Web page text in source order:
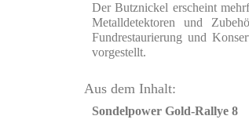
Der Butznickel erscheint
Metalldetektoren und
Fundrestaurierung und
vorgestellt.
Aus dem Inhalt:
Sondelpower Gold-Rallye 8